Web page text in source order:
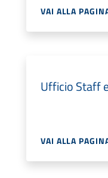
VAI ALLA
Ufficio Staff
VAI ALLA